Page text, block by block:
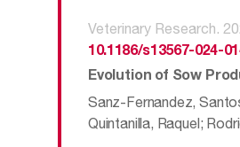
Veterinary Research.
10.1186/s13567-024-
Evolution of Sow
Sanz-Fernandez,
Quintanilla, Raquel;